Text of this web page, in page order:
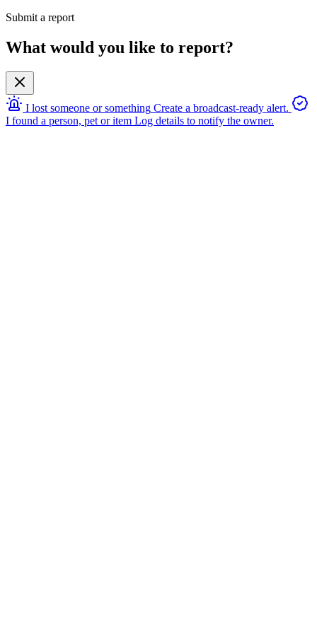
Submit a report
What would you like to report?
I lost someone or something Create a broadcast-ready alert.
I found a person, pet or item Log details to notify the owner.